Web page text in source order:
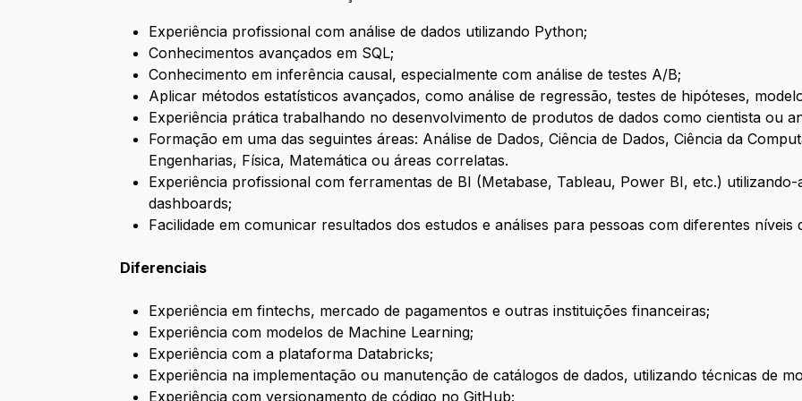
Experiência profissional com análise de dados utilizando Python;
Conhecimentos avançados em SQL;
Conhecimento em inferência causal, especialmente com análise de testes A/B;
Aplicar métodos estatísticos avançados, como análise de regressão, testes de hipóteses,
Experiência prática trabalhando no desenvolvimento de produtos de dados como cientista ou
Formação em uma das seguintes áreas: Análise de Dados, Ciência de Dados, Ciência da
Engenharias, Física, Matemática ou áreas correlatas.
Experiência profissional com ferramentas de BI (Metabase, Tableau, Power BI, etc.)
dashboards;
Facilidade em comunicar resultados dos estudos e análises para pessoas com diferentes
Diferenciais
Experiência em fintechs, mercado de pagamentos e outras instituições financeiras;
Experiência com modelos de Machine Learning;
Experiência com a plataforma Databricks;
Experiência na implementação ou manutenção de catálogos de dados, utilizando técnicas de
Experiência com versionamento de código no GitHub;